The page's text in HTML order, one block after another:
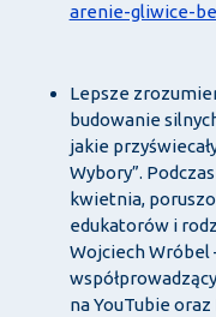
arenie-gliwice-
Lepsze
budowanie
jakie
Wybory”.
kwietnia,
edukatorów i
Wojciech Wróbel
na YouTubie